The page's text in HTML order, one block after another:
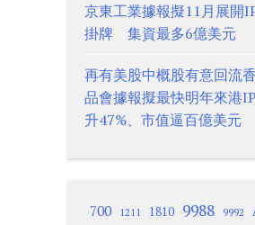
京東工業據報擬11月展開
掛牌 集資最多6億美元
再有美股中概股有意回流
品會據報擬最快明年來港
升47%、市值逼百億美元
700 1211 1810 9988 9992